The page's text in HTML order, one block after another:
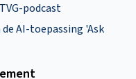
podcast
AI-toepassing 'Ask